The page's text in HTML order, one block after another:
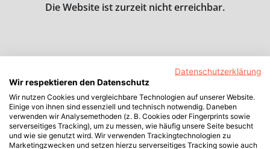
Die Website ist zurzeit nicht erreichbar.
Datenschutzerklärung
Wir respektieren den Datenschutz
Wir nutzen Cookies und vergleichbare Technologien auf unserer Website.
Einige von ihnen sind essenziell und technisch notwendig. Daneben
verwenden wir Analysemethoden (z. B. Cookies oder Fingerprints sowie
serverseitiges Tracking), um zu messen, wie häufig unsere Seite besucht
und wie sie genutzt wird. Wir verwenden Trackingtechnologien zu
Marketingzwecken und setzen hierzu serverseitiges Tracking sowie auch